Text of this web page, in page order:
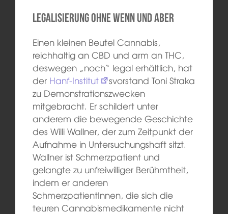
Legalisierung ohne wenn und aber
Einen kleinen Beutel Cannabis,
reichhaltig an CBD und arm an THC,
deswegen „noch“ legal erhältlich, hat
der Hanf-Institut
svorstand Toni Straka
zu Demonstrationszwecken
mitgebracht. Er schildert unter
anderem die bewegende Geschichte
des Willi Wallner, der zum Zeitpunkt der
Aufnahme in Untersuchungshaft sitzt.
Wallner ist Schmerzpatient und
gelangte zu unfreiwilliger Berühmtheit,
indem er anderen
SchmerzpatientInnen, die sich die
teuren Cannabismedikamente nicht